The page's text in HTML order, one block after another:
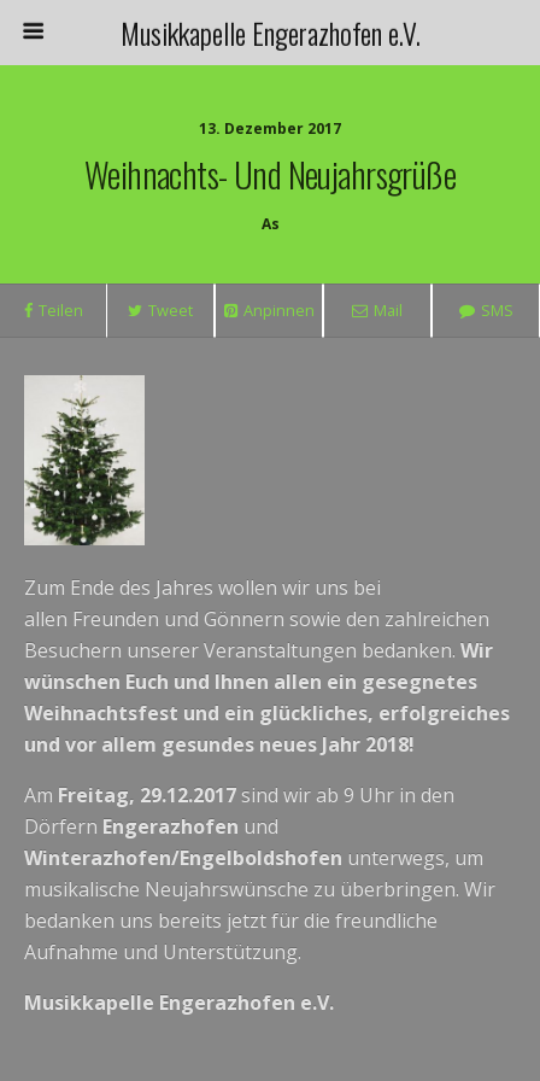
Musikkapelle Engerazhofen e.V.
13. Dezember 2017
Weihnachts- Und Neujahrsgrüße
As
Teilen Tweet Anpinnen Mail SMS
Zum Ende des Jahres wollen wir uns bei
allen Freunden und Gönnern sowie den zahlreichen
Besuchern unserer Veranstaltungen bedanken. Wir
wünschen Euch und Ihnen allen ein gesegnetes
Weihnachtsfest und ein glückliches, erfolgreiches
und vor allem gesundes neues Jahr 2018!
Am Freitag, 29.12.2017sind wir ab 9 Uhr in den
Dörfern Engerazhofen und
Winterazhofen/Engelboldshofen unterwegs, um
musikalische Neujahrswünsche zu überbringen. Wir
bedanken uns bereits jetzt für die freundliche
Aufnahme und Unterstützung.
Musikkapelle Engerazhofen e.V.